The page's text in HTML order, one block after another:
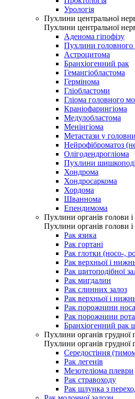
Урологія
Пухлини центральної
Пухлини центральної
Аденома гіпофізу
Пухлини головного
Астроцитома
Бранхіогенний рак
Гемангіобластома
Гермінома
Гліобластоми
Гліома головного
Краніофарингіома
Медулобластома
Менінгіома
Метастази у
Нейрофіброматоз
Олігодендрогліома
Пухлини
Хондрома
Хондросаркома
Хордома
Шваннома
Епендимома
Пухлини органів голови
Пухлини органів голови
Рак язика
Рак гортані
Рак глотки (носо-,
Рак верхньої і
Рак щитоподібної
Рак мигдалин
Рак слинних залоз
Рак верхньої і
Рак порожнини
Рак порожнини рота
Бранхіогенний рак
Пухлини органів
Пухлини органів
Середостіння
Рак легенів
Мезотеліома плеври
Рак стравоходу
Рак шлунка з